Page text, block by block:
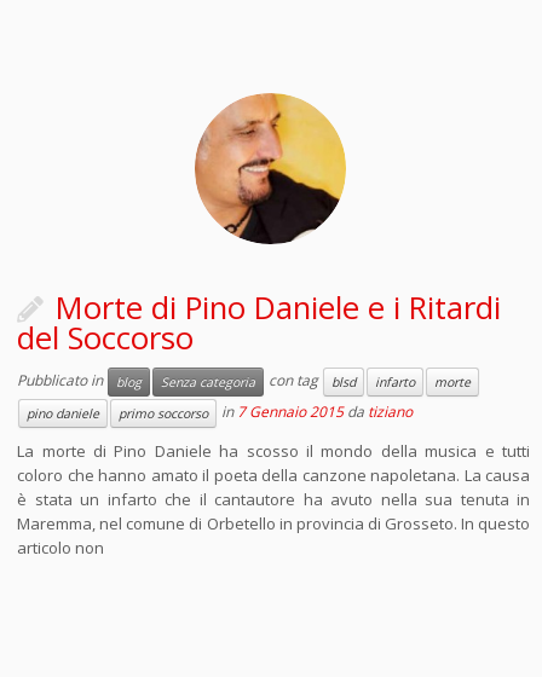
Morte di Pino Daniele e i Ritardi
del Soccorso
Pubblicato in blog Senza categoria con tag blsd infarto
morte
pino daniele
primo soccorso in 7 Gennaio 2015 da tiziano
La morte di Pino Daniele ha scosso il mondo della musica e tutti
coloro che hanno amato il poeta della canzone napoletana. La causa
è stata un infarto che il cantautore ha avuto nella sua tenuta in
Maremma, nel comune di Orbetello in provincia di Grosseto. In questo
articolo non